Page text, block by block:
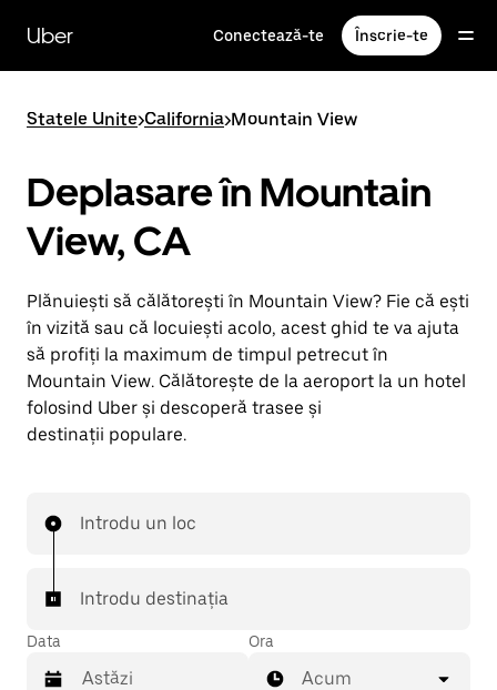
direct
conținutul
principal
Uber Conectează-te Înscrie-te
Statele Unite>California>Mountain View
Deplasare în Mountain
View, CA
Plănuiești să călătorești în Mountain View? Fie că ești
în vizită sau că locuiești acolo, acest ghid te va ajuta
să profiți la maximum de timpul petrecut în
Mountain View. Călătorește de la aeroport la un hotel
folosind Uber și descoperă trasee și
destinații populare.
Introdu un loc
Introdu destinația
Data Ora
Acum